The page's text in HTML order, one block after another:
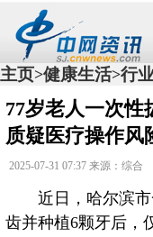
主页>健康生活>行
77岁老人一次性
质疑医疗操作风
2025-07-31 07:37 来源：综合
近日，哈尔滨市
齿并种植6颗牙后，